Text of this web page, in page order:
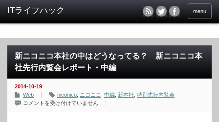
menu
新ニコニコ本社の中はどうなってる？ 新ニコニコ本
社先行内覧会レポート・中編
2014-10-19
Web
niconico ニコニコ 中編 新本社 特別先行内覧会
新
コメントを受け付けていません